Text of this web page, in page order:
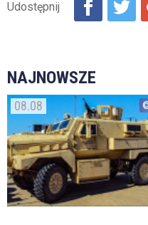
NAJNOWSZE
08.08